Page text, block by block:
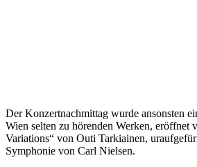
Der Konzertnachmittag wurde ansonsten
Wien selten zu hörenden Werken, eröffnet
Variations“ von Outi Tarkiainen,
Symphonie von Carl Nielsen.